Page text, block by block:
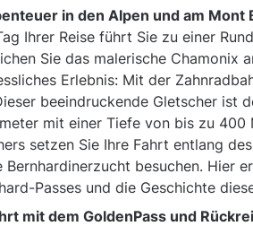
in den Alpen und am Mont
Ihrer Reise führt Sie zu einer
Sie das malerische Chamonix
Erlebnis: Mit der
beeindruckende Gletscher ist
mit einer Tiefe von bis zu 400
setzen Sie Ihre Fahrt entlang
Bernhardinerzucht besuchen. Hier
Passes und die Geschichte
mit dem GoldenPass und